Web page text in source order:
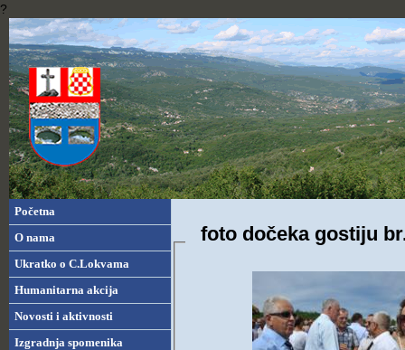
?
Početna
O nama
Ukratko o C.Lokvama
Humanitarna akcija
Novosti i aktivnosti
Izgradnja spomenika
foto dočeka gostiju